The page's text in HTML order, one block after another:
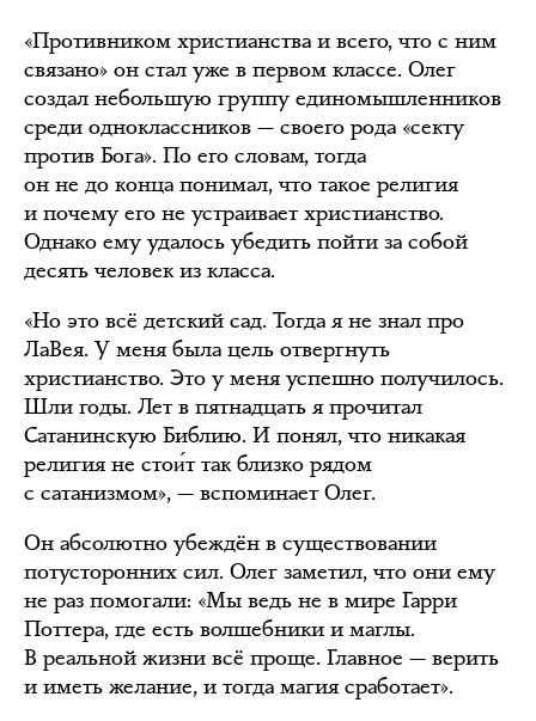
«Противником христианства и всего, что с ним
связано» он стал уже в первом классе. Олег
создал небольшую группу единомышленников
среди одноклассников — своего рода «секту
против Бога». По его словам, тогда
он не до конца понимал, что такое религия
и почему его не устраивает христианство.
Однако ему удалось убедить пойти за собой
десять человек из класса.
«Но это всё детский сад. Тогда я не знал про
ЛаВея. У меня была цель отвергнуть
христианство. Это у меня успешно получилось.
Шли годы. Лет в пятнадцать я прочитал
Сатанинскую Библию. И понял, что никакая
религия не стои́т так близко рядом
с сатанизмом», — вспоминает Олег.
Он абсолютно убеждён в существовании
потусторонних сил. Олег заметил, что они ему
не раз помогали: «Мы ведь не в мире Гарри
Поттера, где есть волшебники и маглы.
В реальной жизни всё проще. Главное — верить
и иметь желание, и тогда магия сработает».